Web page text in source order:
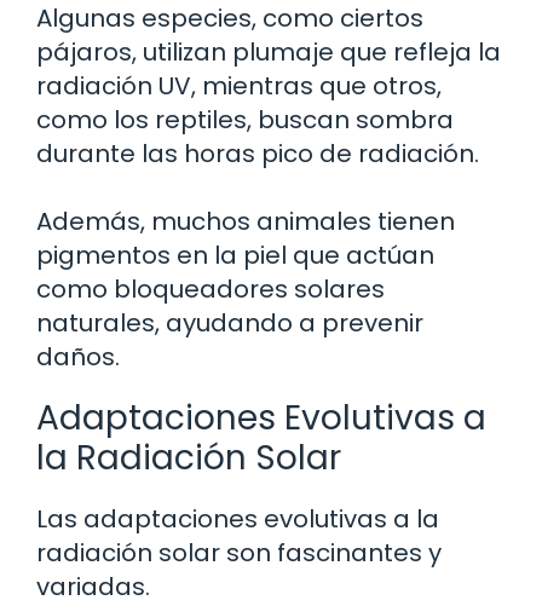
Algunas especies, como ciertos
pájaros, utilizan plumaje que refleja la
radiación UV, mientras que otros,
como los reptiles, buscan sombra
durante las horas pico de radiación.
Además, muchos animales tienen
pigmentos en la piel que actúan
como bloqueadores solares
naturales, ayudando a prevenir
daños.
Adaptaciones Evolutivas a
la Radiación Solar
Las adaptaciones evolutivas a la
radiación solar son fascinantes y
variadas.